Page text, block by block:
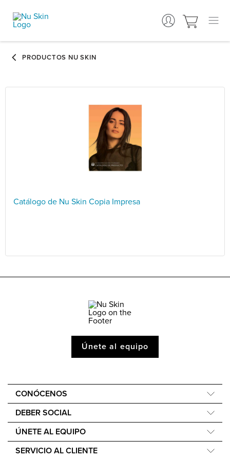
Catálogo de Nu Skin Copia Impresa
Únete al equipo
CONÓCENOS
One Global Voice
Nu Skin en Perú
Nu Space LATAM by Nu Skin
DEBER SOCIAL
Force for Good
Nourish the Children
Sostenibilidad
ÚNETE AL EQUIPO
SERVICIO AL CLIENTE